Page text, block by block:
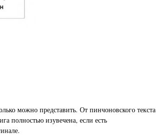
можно представить. От пинчоновского текста
полностью изувечена, если есть